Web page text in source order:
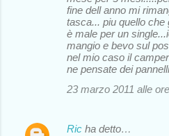
fine dell anno mi
tasca... piu quello che
è male per un
mangio e bevo sul
nel mio caso il
ne pensate dei
23 marzo 2011 alle
Ric ha detto…